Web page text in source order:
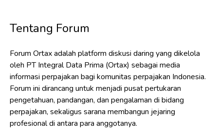
Tentang Forum
Forum Ortax adalah platform diskusi daring yang dikelola
oleh PT Integral Data Prima (Ortax) sebagai media
informasi perpajakan bagi komunitas perpajakan Indonesia.
Forum ini dirancang untuk menjadi pusat pertukaran
pengetahuan, pandangan, dan pengalaman di bidang
perpajakan, sekaligus sarana membangun jejaring
profesional di antara para anggotanya.